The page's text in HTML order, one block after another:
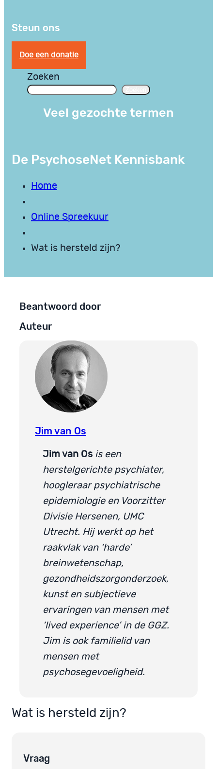
Steun ons
Doe een donatie
Zoeken
Veel gezochte termen
De PsychoseNet Kennisbank
Home
Online Spreekuur
Wat is hersteld zijn?
Beantwoord door
Auteur
Jim van Os
Jim van Os is een
herstelgerichte psychiater,
hoogleraar psychiatrische
epidemiologie en Voorzitter
Divisie Hersenen, UMC
Utrecht. Hij werkt op het
raakvlak van ‘harde’
breinwetenschap,
gezondheidszorgonderzoek,
kunst en subjectieve
ervaringen van mensen met
‘lived experience’ in de GGZ.
Jim is ook familielid van
mensen met
psychosegevoeligheid.
Wat is hersteld zijn?
Vraag